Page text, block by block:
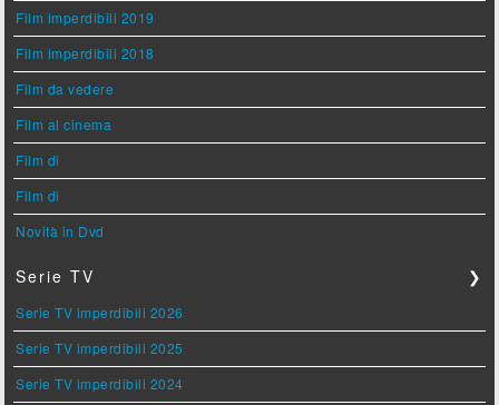
Film imperdibili 2019
Film imperdibili 2018
Film da vedere
Film al cinema
Film di
Film di
Novità in Dvd
Serie TV ❯
Serie TV imperdibili 2026
Serie TV imperdibili 2025
Serie TV imperdibili 2024